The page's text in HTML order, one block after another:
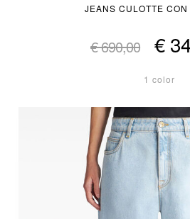
JEANS CULOTTE
€ 690,00 €
1 color